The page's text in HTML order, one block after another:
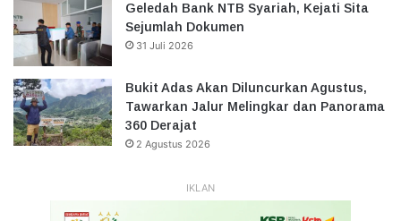
Geledah Bank NTB Syariah, Kejati Sita
Sejumlah Dokumen
31 Juli 2026
Bukit Adas Akan Diluncurkan Agustus,
Tawarkan Jalur Melingkar dan Panorama
360 Derajat
2 Agustus 2026
IKLAN